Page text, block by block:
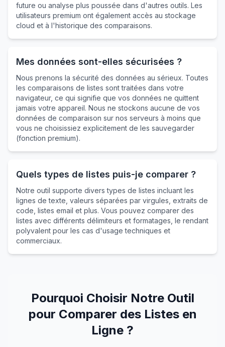
future ou analyse plus poussée dans d'autres outils. Les
utilisateurs premium ont également accès au stockage
cloud et à l'historique des comparaisons.
Mes données sont-elles sécurisées ?
Nous prenons la sécurité des données au sérieux. Toutes
les comparaisons de listes sont traitées dans votre
navigateur, ce qui signifie que vos données ne quittent
jamais votre appareil. Nous ne stockons aucune de vos
données de comparaison sur nos serveurs à moins que
vous ne choisissiez explicitement de les sauvegarder
(fonction premium).
Quels types de listes puis-je comparer ?
Notre outil supporte divers types de listes incluant les
lignes de texte, valeurs séparées par virgules, extraits de
code, listes email et plus. Vous pouvez comparer des
listes avec différents délimiteurs et formatages, le rendant
polyvalent pour les cas d'usage techniques et
commerciaux.
Pourquoi Choisir Notre Outil
pour Comparer des Listes en
Ligne ?